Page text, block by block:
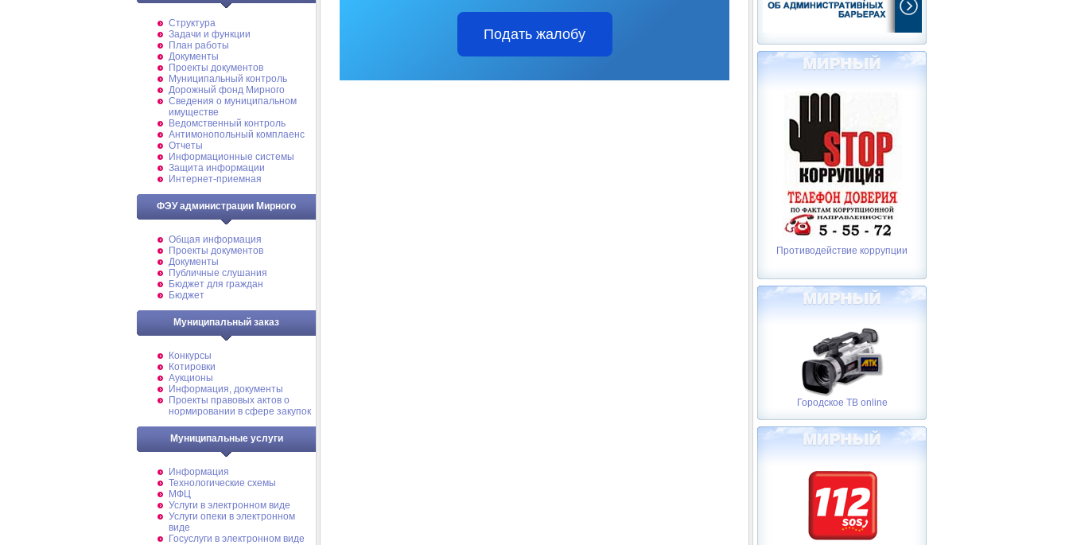
Структура
Задачи и функции
План работы
Документы
Проекты документов
Муниципальный контроль
Дорожный фонд Мирного
Cведения о муниципальном
имуществе
Ведомственный контроль
Антимонопольный комплаенс
Отчеты
Информационные системы
Защита информации
Интернет-приемная
ФЭУ администрации Мирного
Общая информация
Проекты документов
Документы
Публичные слушания
Бюджет для граждан
Бюджет
Муниципальный заказ
Конкурсы
Котировки
Аукционы
Информация, документы
Проекты правовых актов о
нормировании в сфере закупок
Муниципальные услуги
Информация
Технологические схемы
МФЦ
Услуги в электронном виде
Услуги опеки в электронном
виде
Госуслуги в электронном виде
Подать жалобу
Противодействие коррупции
Городское ТВ online